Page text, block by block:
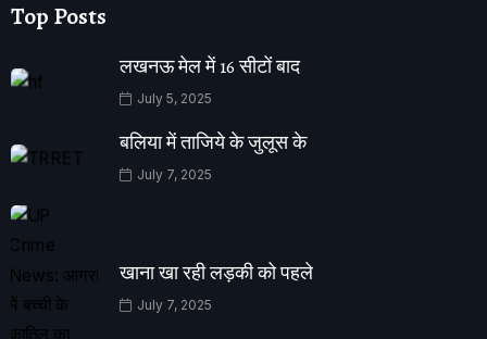
Top Posts
लखनऊ मेल में 16 सीटों बाद
July 5, 2025
बलिया में ताजिये के जुलूस के
July 7, 2025
खाना खा रही लड़की को पहले
July 7, 2025